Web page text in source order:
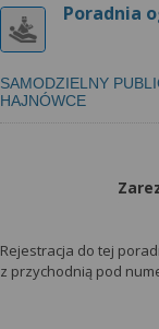
Poradnia
SAMODZIELNY
HAJNÓWCE
Rejestracja do tej
z przychodnią pod